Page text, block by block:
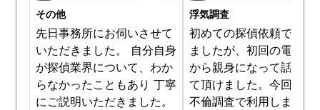
その他
先日事務所にお伺いさせて
いただきました。 自分自身
が探偵業界について、わか
らなかったこともあり 丁寧
にご説明いただきました。
浮気調査
初めての探偵依頼で緊張
ましたが、初回の電話相
から親身になって話を聞
て頂けました。今回、夫
不倫調査で利用しました